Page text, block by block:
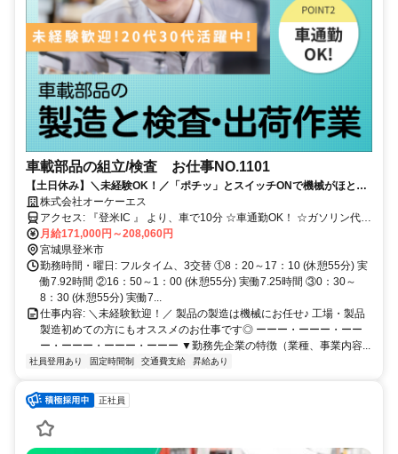
車載部品の組立/検査 お仕事NO.1101
【土日休み】＼未経験OK！／「ポチッ」とスイッチONで機械がほとん
どやってくれる♪月給制なので長期休暇も収入安定♪
株式会社オーケーエス
アクセス: 『登米IC 』 より、車で10分 ☆車通勤OK！ ☆ガソリン代支
給あり（規定あり）
月給171,000円～208,060円
宮城県登米市
勤務時間・曜日: フルタイム、3交替 ①8：20～17：10 (休憩55分) 実
働7.92時間 ②16：50～1：00 (休憩55分) 実働7.25時間 ③0：30～
8：30 (休憩55分) 実働7...
仕事内容: ＼未経験歓迎！／ 製品の製造は機械にお任せ♪ 工場・製品
製造初めての方にもオススメのお仕事です◎ ーーー・ーーー・ーー
ー・ーーー・ーーー・ーーー ▼勤務先企業の特徴（業種、事業内容...
社員登用あり 固定時間制 交通費支給 昇給あり
正社員